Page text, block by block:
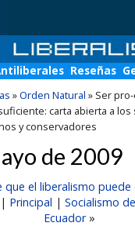
Reseñas
»Orden Natural » Ser
carta abierta a los
y conservadores
de 2009
que el liberalismo
| Principal | Socialismo
Ecuador»